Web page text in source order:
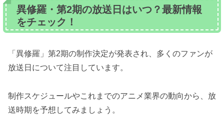
異修羅・第2期の放送日はいつ？最新情報
をチェック！
「異修羅」第2期の制作決定が発表され、多くのファンが
放送日について注目しています。
制作スケジュールやこれまでのアニメ業界の動向から、放
送時期を予想してみましょう。